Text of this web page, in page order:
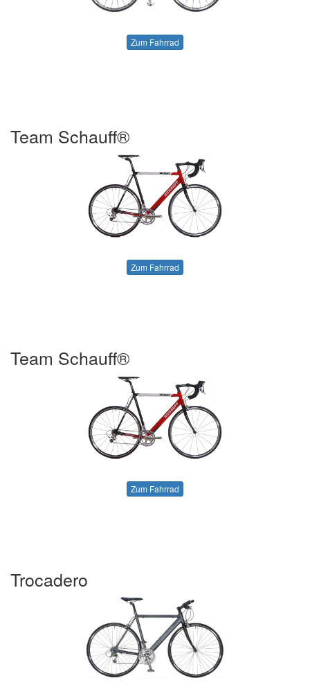
Zum Fahrrad
Team Schauff®
Zum Fahrrad
Team Schauff®
Zum Fahrrad
Trocadero